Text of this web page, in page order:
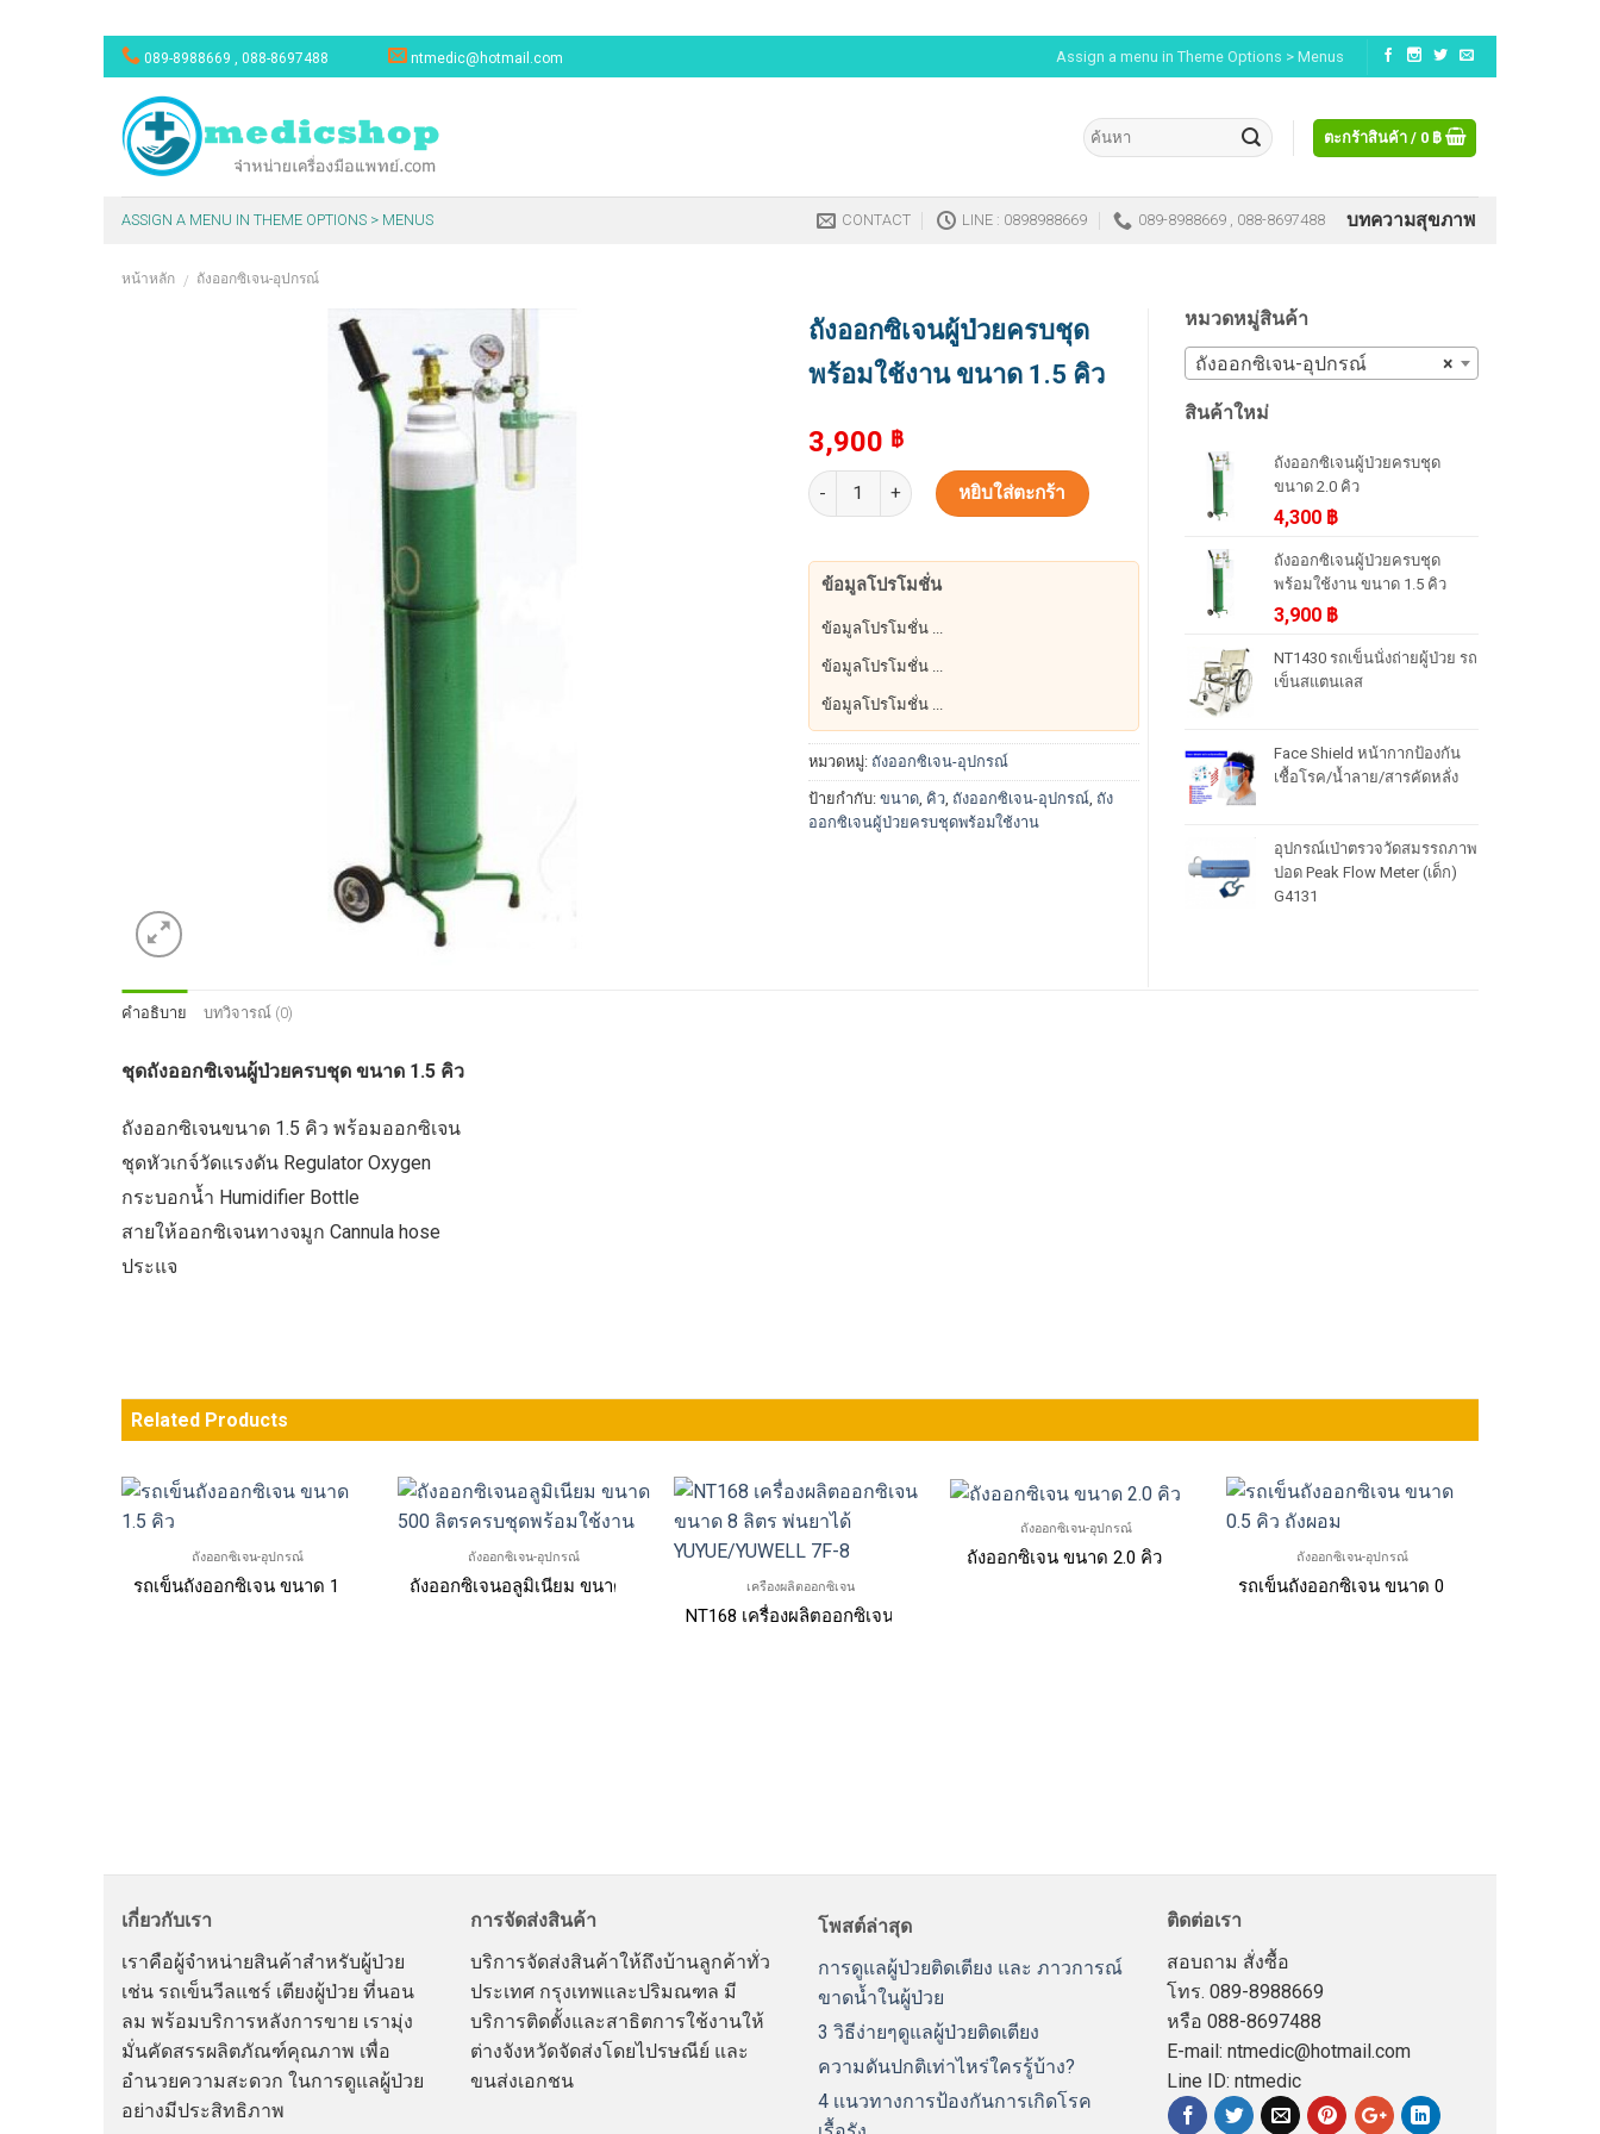
Skip
to
content
089-8988669 , 088-8697488 ntmedic@hotmail.com Assign a menu in Theme Options > Menus
ตะกร้าสินค้า / 0 ฿
ASSIGN A MENU IN THEME OPTIONS > MENUS CONTACT LINE : 0898988669 089-8988669 , 088-8697488 บทความสุขภาพ
หน้าหลัก / ถังออกซิเจน-อุปกรณ์
ถังออกซิเจนผู้ป่วยครบชุด
พร้อมใช้งาน ขนาด 1.5 คิว
3,900 ฿
หยิบใส่ตะกร้า
ข้อมูลโปรโมชั่น
ข้อมูลโปรโมชั่น ...
ข้อมูลโปรโมชั่น ...
ข้อมูลโปรโมชั่น ...
หมวดหมู่: ถังออกซิเจน-อุปกรณ์
ป้ายกำกับ: ขนาด, คิว, ถังออกซิเจน-อุปกรณ์, ถัง
ออกซิเจนผู้ป่วยครบชุดพร้อมใช้งาน
หมวดหมู่สินค้า
×
ถังออกซิเจน-อุปกรณ์
สินค้าใหม่
ถังออกซิเจนผู้ป่วยครบชุด
ขนาด 2.0 คิว
4,300 ฿
ถังออกซิเจนผู้ป่วยครบชุด
พร้อมใช้งาน ขนาด 1.5 คิว
3,900 ฿
NT1430 รถเข็นนั่งถ่ายผู้ป่วย รถ
เข็นสแตนเลส
Face Shield หน้ากากป้องกัน
เชื้อโรค/น้ำลาย/สารคัดหลั่ง
อุปกรณ์เป่าตรวจวัดสมรรถภาพ
ปอด Peak Flow Meter (เด็ก)
G4131
คำอธิบาย บทวิจารณ์ (0)
ชุดถังออกซิเจนผู้ป่วยครบชุด ขนาด 1.5 คิว
ถังออกซิเจนขนาด 1.5 คิว พร้อมออกซิเจน
ชุดหัวเกจ์วัดแรงดัน Regulator Oxygen
กระบอกน้ำ Humidifier Bottle
สายให้ออกซิเจนทางจมูก Cannula hose
ประแจ
Related Products
ถังออกซิเจน-อุปกรณ์
รถเข็นถังออกซิเจน ขนาด 1.5 คิว
ถังออกซิเจน-อุปกรณ์
ถังออกซิเจนอลูมิเนียม ขนาด 500 ลิตรครบชุดพร้อมใช้งาน
เครื่องผลิตออกซิเจน
NT168 เครื่องผลิตออกซิเจน ขนาด 8 ลิตร พ่นยาได้ YUYUE/YUWELL 7F-8
ถังออกซิเจน-อุปกรณ์
ถังออกซิเจน ขนาด 2.0 คิว ถังออกซิเจน-อุปกรณ์
รถเข็นถังออกซิเจน ขนาด 0.5 คิว ถังผอม
เกี่ยวกับเรา
เราคือผู้จำหน่ายสินค้าสำหรับผู้ป่วย
เช่น รถเข็นวีลแชร์ เตียงผู้ป่วย ที่นอน
ลม พร้อมบริการหลังการขาย เรามุ่ง
มั่นคัดสรรผลิตภัณฑ์คุณภาพ เพื่อ
อำนวยความสะดวก ในการดูแลผู้ป่วย
อย่างมีประสิทธิภาพ
การจัดส่งสินค้า
บริการจัดส่งสินค้าให้ถึงบ้านลูกค้าทั่ว
ประเทศ กรุงเทพและปริมณฑล มี
บริการติดตั้งและสาธิตการใช้งานให้
ต่างจังหวัดจัดส่งโดยไปรษณีย์ และ
ขนส่งเอกชน
โพสต์ล่าสุด
การดูแลผู้ป่วยติดเตียง และ ภาวการณ์
ขาดน้ำในผู้ป่วย
3 วิธีง่ายๆดูแลผู้ป่วยติดเตียง
ความดันปกติเท่าไหร่ใครรู้บ้าง?
4 เเนวทางการป้องกันการเกิดโรค
ติดต่อเรา
สอบถาม สั่งซื้อ
โทร. 089-8988669
หรือ 088-8697488
E-mail: ntmedic@hotmail.com
Line ID: ntmedic